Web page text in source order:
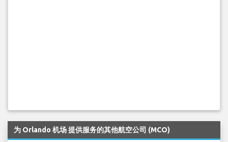
为 Orlando 机场 提供服务的其他航空公司 (MCO)